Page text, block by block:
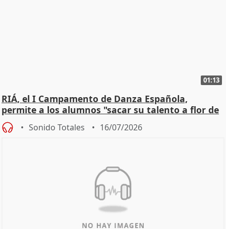
01:13
RIÁ, el I Campamento de Danza Española,
permite a los alumnos "sacar su talento a flor de
piel"
Sonido Totales 16/07/2026